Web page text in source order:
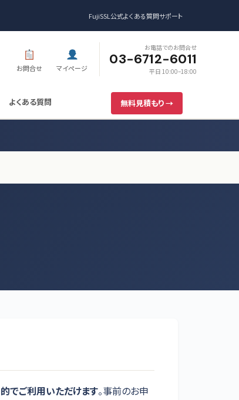
FujiSSL公式よくある質問サポート
お問合せ マイページ
お電話でのお問合せ
03-6712-6011
平日 10:00–18:00
よくある質問 無料見積もり →
でご利用いただけます。事前のお申